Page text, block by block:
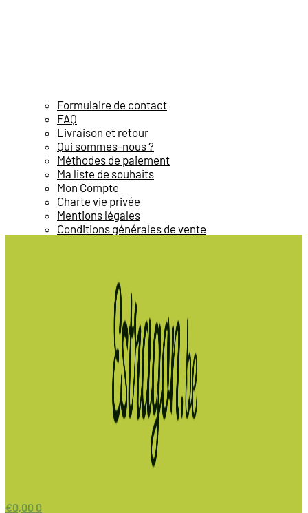
Formulaire de contact
FAQ
Livraison et retour
Qui sommes-nous ?
Méthodes de paiement
Ma liste de souhaits
Mon Compte
Charte vie privée
Mentions légales
Conditions générales de vente
€0,00 0